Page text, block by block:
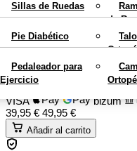
Sillas con Inodoro
Colchones
Antiescaras
Sillas de Ruedas
de
Ortopédicos
Pie Diabético
Pedaleador para
Ejercicio
X
¿Lo has encontrado más
gratis en península
− 1
+
Añadir al carrito ·39,95€
Pago 100% seguro
VISA
Pay Pay bizum
39,95 € 49,95 €
Añadir al carrito